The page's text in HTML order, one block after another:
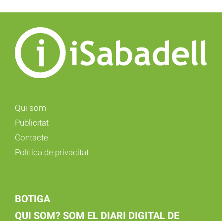
Qui som
Publicitat
Contacte
Política de privacitat
BOTIGA
QUI SOM? SOM EL DIARI DIGITAL DE